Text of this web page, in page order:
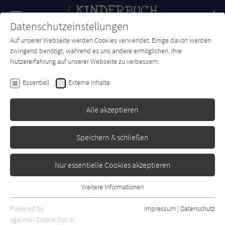
SUCHE Forum Charts Newsletter
Blockits – Das Spiel mit Mut zur Lücke
Datenschutzeinstellungen
Auf unserer Webseite werden Cookies verwendet. Einige davon werden
zwingend benötigt, während es uns andere ermöglichen, Ihre
Nutzererfahrung auf unserer Webseite zu verbessern.
Essentiell Externe Inhalte
Alle akzeptieren
Speichern & schließen
Nur essentielle Cookies akzeptieren
Essentielle Cookies werden für grundlegende Funktionen der
Webseite benötigt. Dadurch ist gewährleistet, dass die Webseite
Weitere Informationen
Powered by
sgalinski Cookie Opt In
Impressum | Datenschutz